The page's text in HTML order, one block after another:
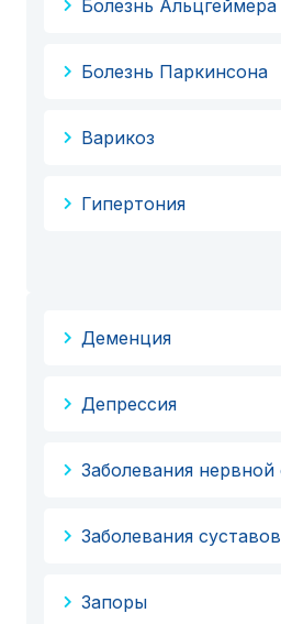
Болезнь Альцгеймера
Болезнь Паркинсона
Варикоз
Гипертония
Деменция
Депрессия
Заболевания
Заболевания суставов
Запоры